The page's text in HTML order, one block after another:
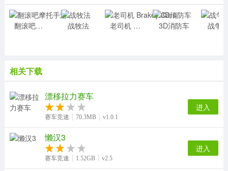
翻滚吧摩托手游 战牧法 老司机 Brakey Cars 3D消防车 战争
相关下载
漂移拉力赛车
赛车竞速 70.3MB v1.0.1
进入
懒汉3
赛车竞速 1.52GB v2.5
进入